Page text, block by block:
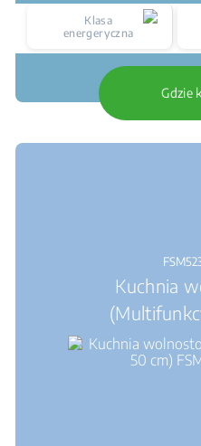
Klasa
energeryczna
Gdzie
Kuchnia